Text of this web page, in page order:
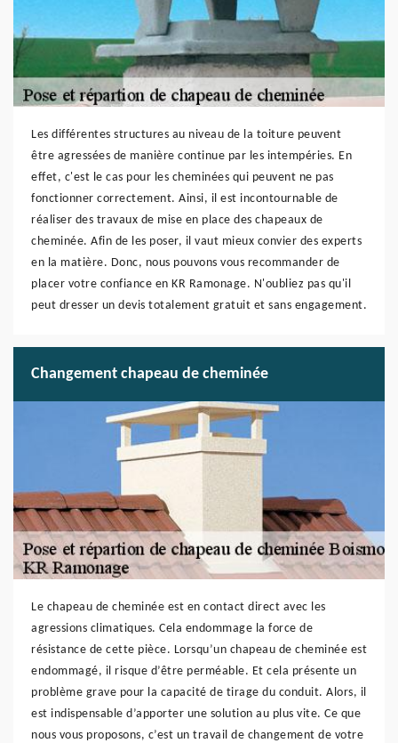
Les différentes structures au niveau de la toiture peuvent
être agressées de manière continue par les intempéries. En
effet, c'est le cas pour les cheminées qui peuvent ne pas
fonctionner correctement. Ainsi, il est incontournable de
réaliser des travaux de mise en place des chapeaux de
cheminée. Afin de les poser, il vaut mieux convier des experts
en la matière. Donc, nous pouvons vous recommander de
placer votre confiance en KR Ramonage. N'oubliez pas qu'il
peut dresser un devis totalement gratuit et sans engagement.
Changement chapeau de cheminée
Le chapeau de cheminée est en contact direct avec les
agressions climatiques. Cela endommage la force de
résistance de cette pièce. Lorsqu’un chapeau de cheminée est
endommagé, il risque d’être perméable. Et cela présente un
problème grave pour la capacité de tirage du conduit. Alors, il
est indispensable d’apporter une solution au plus vite. Ce que
nous vous proposons, c’est un travail de changement de votre